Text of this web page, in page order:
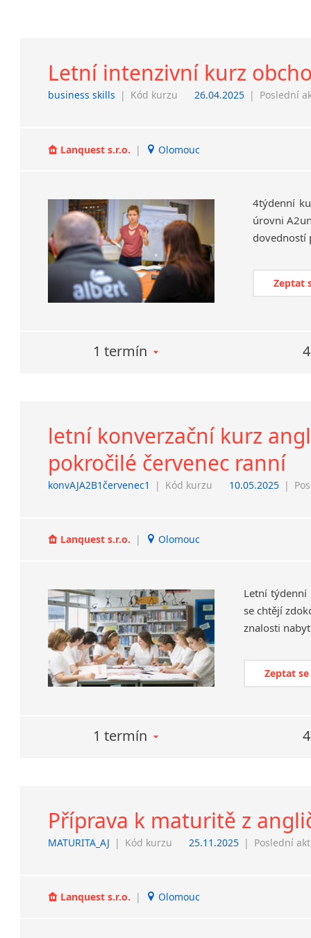
Letní intenzivní kurz
business skills | Kód kurzu 26.04.2025 | Poslední
Lanquest s.r.o. | Olomouc
4týdenní
úrovni
Zeptat
1 termín
letní konverzační kurz
pokročilé červenec ranní
konvAJA2B1červenec1 | Kód kurzu 10.05.2025 |
Lanquest s.r.o. | Olomouc
Letní
se chtějí
znalosti
Zeptat
1 termín
Příprava k maturitě z
MATURITA_AJ | Kód kurzu 25.11.2025 | Poslední
Lanquest s.r.o. | Olomouc